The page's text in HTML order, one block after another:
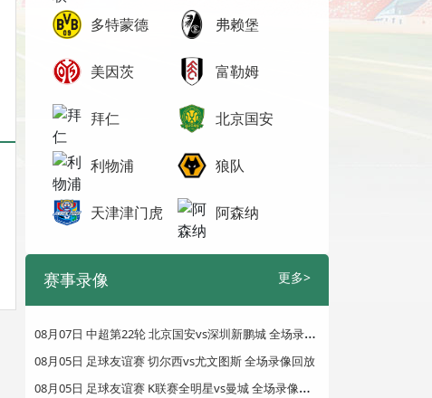
多特蒙德 弗赖堡
美因茨 富勒姆
拜仁 北京国安
利物浦 狼队
天津津门虎 阿森纳
赛事录像 更多>
0
8月07日 中超第22轮 北京国安vs深圳新鹏城 全场录像回放
08月05日 足球友谊赛 切尔西vs尤文图斯 全场录像回放
0
8月05日 足球友谊赛 K联赛全明星vs曼城 全场录像回放